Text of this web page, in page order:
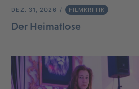
DEZ. 31, 2026 FILMKRITIK
Der Heimatlose